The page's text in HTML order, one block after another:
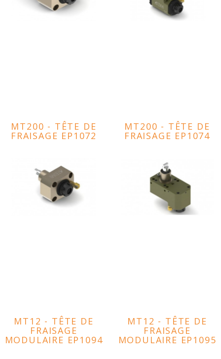
MT200 - TÊTE DE
FRAISAGE EP1072
MT200 - TÊTE DE
FRAISAGE EP1074
MT12 - TÊTE DE
FRAISAGE
MODULAIRE EP1094
MT12 - TÊTE DE
FRAISAGE
MODULAIRE EP1095